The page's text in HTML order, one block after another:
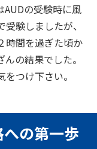
AUDの受験時に風
験しましたが、
時間を過ぎた頃か
の結果でした。
つけ下さい。
の第一歩